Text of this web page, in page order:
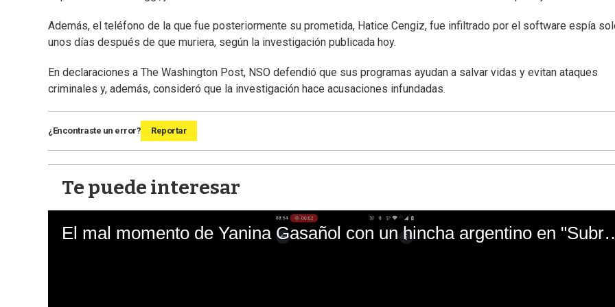
Además, el teléfono de la que fue posteriormente su prometida, Hatice Cengiz, fue infiltrado por el software espía
unos días después de que muriera, según la investigación publicada hoy.
En declaraciones a The Washington Post, NSO defendió que sus programas ayudan a salvar vidas y evitan ataques
criminales y, además, consideró que la investigación hace acusaciones infundadas.
¿Encontraste un error? Reportar
Te puede interesar
El mal momento de Yanina